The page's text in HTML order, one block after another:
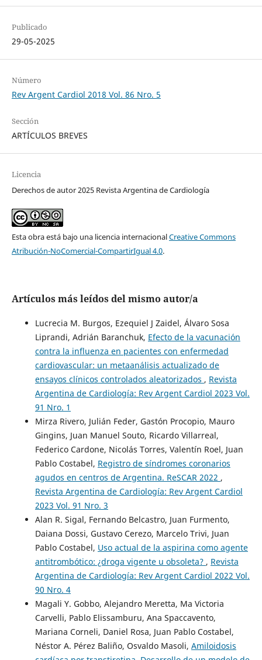
Publicado
29-05-2025
Número
Rev Argent Cardiol 2018 Vol. 86 Nro. 5
Sección
ARTÍCULOS BREVES
Licencia
Derechos de autor 2025 Revista Argentina de Cardiología
Esta obra está bajo una licencia internacionalCreative Commons
Atribución-NoComercial-CompartirIgual 4.0.
Artículos más leídos del mismo autor/a
Lucrecia M. Burgos, Ezequiel J Zaidel, Álvaro Sosa
Liprandi, Adrián Baranchuk, Efecto de la vacunación
contra la influenza en pacientes con enfermedad
cardiovascular: un metaanálisis actualizado de
ensayos clínicos controlados aleatorizados , Revista
Argentina de Cardiología: Rev Argent Cardiol 2023 Vol.
91 Nro. 1
Mirza Rivero, Julián Feder, Gastón Procopio, Mauro
Gingins, Juan Manuel Souto, Ricardo Villarreal,
Federico Cardone, Nicolás Torres, Valentín Roel, Juan
Pablo Costabel, Registro de síndromes coronarios
agudos en centros de Argentina. ReSCAR 2022 ,
Revista Argentina de Cardiología: Rev Argent Cardiol
2023 Vol. 91 Nro. 3
Alan R. Sigal, Fernando Belcastro, Juan Furmento,
Daiana Dossi, Gustavo Cerezo, Marcelo Trivi, Juan
Pablo Costabel, Uso actual de la aspirina como agente
antitrombótico: ¿droga vigente u obsoleta? , Revista
Argentina de Cardiología: Rev Argent Cardiol 2022 Vol.
90 Nro. 4
Magali Y. Gobbo, Alejandro Meretta, Ma Victoria
Carvelli, Pablo Elissamburu, Ana Spaccavento,
Mariana Corneli, Daniel Rosa, Juan Pablo Costabel,
Néstor A. Pérez Baliño, Osvaldo Masoli, Amiloidosis